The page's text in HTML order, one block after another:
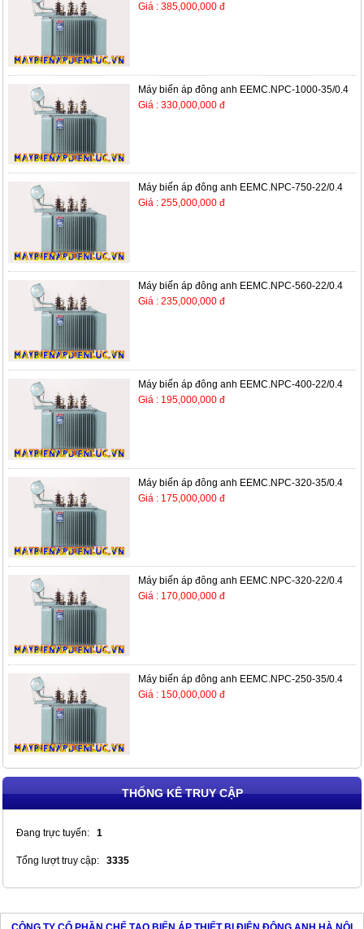
Giá : 385,000,000 đ
Máy biến áp đông anh EEMC.NPC-1000-35/0.4
Giá : 330,000,000 đ
Máy biến áp đông anh EEMC.NPC-750-22/0.4
Giá : 255,000,000 đ
Máy biến áp đông anh EEMC.NPC-560-22/0.4
Giá : 235,000,000 đ
Máy biến áp đông anh EEMC.NPC-400-22/0.4
Giá : 195,000,000 đ
Máy biến áp đông anh EEMC.NPC-320-35/0.4
Giá : 175,000,000 đ
Máy biến áp đông anh EEMC.NPC-320-22/0.4
Giá : 170,000,000 đ
Máy biến áp đông anh EEMC.NPC-250-35/0.4
Giá : 150,000,000 đ
THỐNG KÊ TRUY CẬP
Đang trực tuyến: 1
Tổng lượt truy cập: 3335